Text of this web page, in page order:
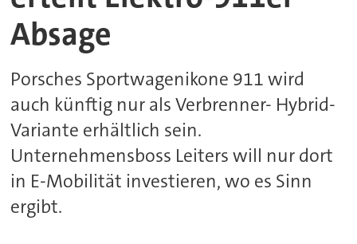
Absage
Porsches Sportwagenikone 911 wird
auch künftig nur als Verbrenner- Hybrid-
Variante erhältlich sein.
Unternehmensboss Leiters will nur dort
in E-Mobilität investieren, wo es Sinn
ergibt.